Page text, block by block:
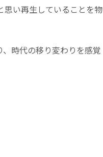
思い再生していることを物
時代の移り変わりを感覚